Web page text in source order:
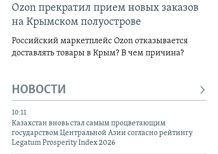
Ozon прекратил прием новых заказов
на Крымском полуострове
Российский маркетплейс Ozon отказывается
доставлять товары в Крым? В чем причина?
НОВОСТИ
10:11
Казахстан вновь стал самым процветающим
государством Центральной Азии согласно рейтингу
Legatum Prosperity Index 2026